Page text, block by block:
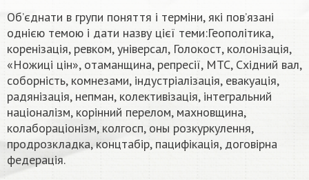
Об’єднати в групи поняття і терміни, які пов’язані
однією темою і дати назву цієї теми:Геополітика,
коренізація, ревком, універсал, Голокост, колонізація,
«Ножиці цін», отаманщина, репресії, МТС, Східний вал,
соборність, комнезами, індустріалізація, евакуація,
радянізація, непман, колективізація, інтегральний
націоналізм, корінний перелом, махновщина,
колабораціонізм, колгосп, оны розкуркулення,
продрозкладка, концтабір, пацифікація, договірна
федерація.